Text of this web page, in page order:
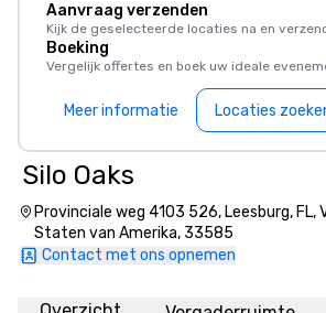
Aanvraag verzenden
Kijk de geselecteerde locaties na en
Boeking
Vergelijk offertes en boek uw ideale
Meer informatie Locaties
Silo Oaks
Provinciale weg 4103 526, Leesburg, FL,
Staten van Amerika, 33585
Contact met ons opnemen